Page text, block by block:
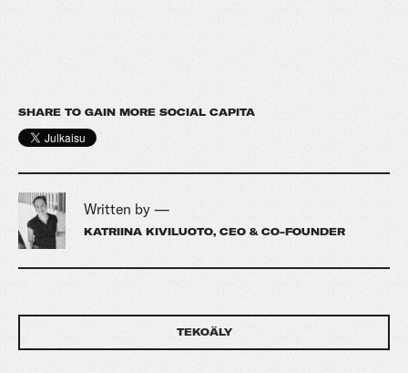
SHARE TO GAIN MORE SOCIAL CAPITA
Written by —
KATRIINA KIVILUOTO, CEO & CO-FOUNDER
TEKOÄLY